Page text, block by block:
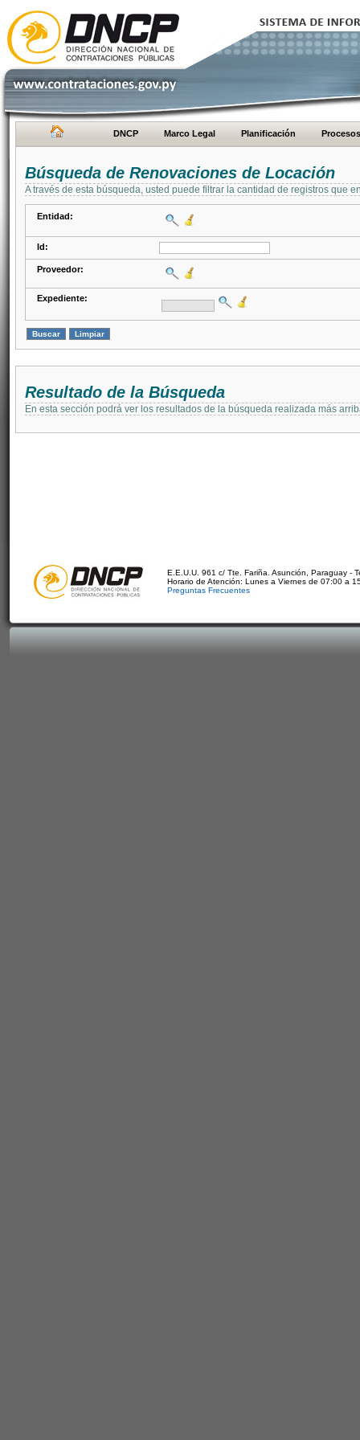
DNCP Marco Legal Planificación Procesos
Búsqueda de Renovaciones de Locación
A través de esta búsqueda, usted puede filtrar la cantidad de registros que
Entidad:
Id:
Proveedor:
Expediente:
Resultado de la Búsqueda
En esta sección podrá ver los resultados de la búsqueda realizada más
E.E.U.U. 961 c/ Tte. Fariña. Asunción, Paraguay -
Horario de Atención: Lunes a Viernes de 07:00 a
Preguntas Frecuentes